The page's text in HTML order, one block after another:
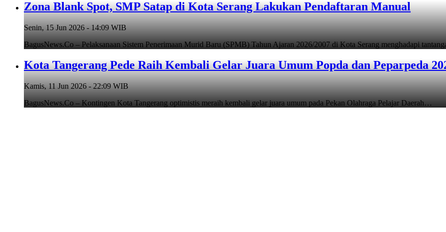
Zona Blank Spot, SMP Satap di Kota Serang Lakukan Pendaftaran Manual
Senin, 15 Jun 2026 - 14:09 WIB
BagusNews.Co – Pelaksanaan Sistem Penerimaan Murid Baru (SPMB) Tahun Ajaran 2026/2007 di Kota Serang menghadapi
Kota Tangerang Pede Raih Kembali Gelar Juara Umum Popda dan Peparpeda
Kamis, 11 Jun 2026 - 22:09 WIB
BagusNews.Co – Kontingen Kota Tangerang optimistis meraih kembali gelar juara umum pada Pekan Olahraga Pelajar Daerah…